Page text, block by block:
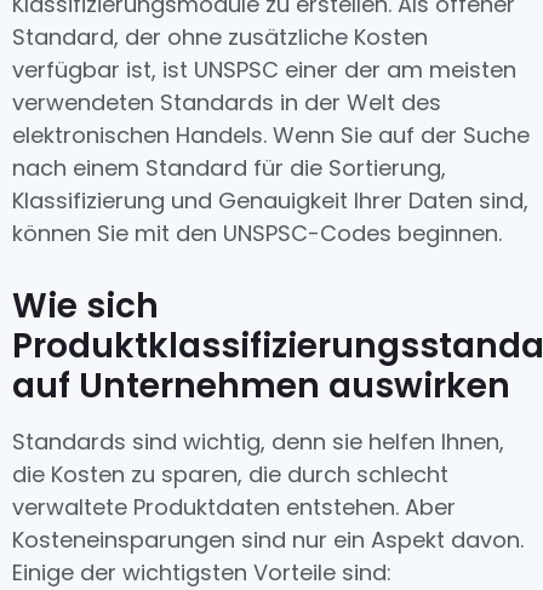
Standard, der ohne zusätzliche Kosten
verfügbar ist, ist UNSPSC einer der am meisten
verwendeten Standards in der Welt des
elektronischen Handels. Wenn Sie auf der Suche
nach einem Standard für die Sortierung,
Klassifizierung und Genauigkeit Ihrer Daten sind,
können Sie mit den UNSPSC-Codes beginnen.
Wie sich
auf Unternehmen auswirken
Standards sind wichtig, denn sie helfen Ihnen,
die Kosten zu sparen, die durch schlecht
verwaltete Produktdaten entstehen. Aber
Kosteneinsparungen sind nur ein Aspekt davon.
Einige der wichtigsten Vorteile sind: